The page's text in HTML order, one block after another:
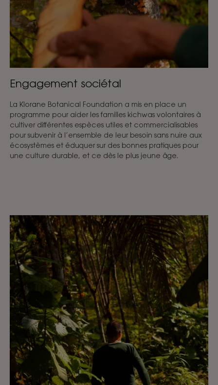
Engagement sociétal
La Klorane Botanical Foundation a mis en place un
programme pour aider les familles kichwas volontaires à
cultiver différentes espèces utiles et commercialisables
pour subvenir à l’ensemble de leur besoin sans nuire aux
écosystèmes et éduquer sur des bonnes pratiques pour
une culture durable, et ce dès le plus jeune âge.